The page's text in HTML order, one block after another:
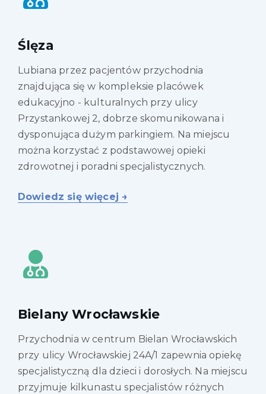
Ślęza
Lubiana przez pacjentów przychodnia
znajdująca się w kompleksie placówek
edukacyjno - kulturalnych przy ulicy
Przystankowej 2, dobrze skomunikowana i
dysponująca dużym parkingiem. Na miejscu
można korzystać z podstawowej opieki
zdrowotnej i poradni specjalistycznych.
Dowiedz się więcej →
Bielany Wrocławskie
Przychodnia w centrum Bielan Wrocławskich
przy ulicy Wrocławskiej 24A/1 zapewnia opiekę
specjalistyczną dla dzieci i dorosłych. Na miejscu
przyjmuje kilkunastu specjalistów różnych